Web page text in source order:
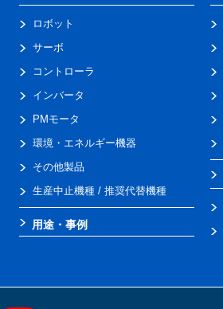
ロボット
サーボ
コントローラ
インバータ
PMモータ
環境・エネルギー機器
その他製品
生産中止機種 / 推奨代替機種
用途・事例